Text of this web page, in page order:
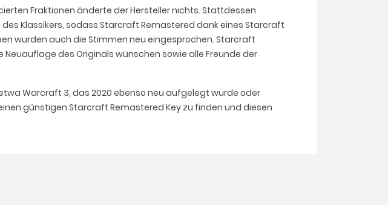
Fraktionen änderte der Hersteller nichts. Stattdessen
Klassikers, sodass Starcraft Remastered dank eines Starcraft
wurden auch die Stimmen neu eingesprochen. Starcraft
des Originals wünschen sowie alle Freunde der
Warcraft 3, das 2020 ebenso neu aufgelegt wurde oder
günstigen Starcraft Remastered Key zu finden und diesen